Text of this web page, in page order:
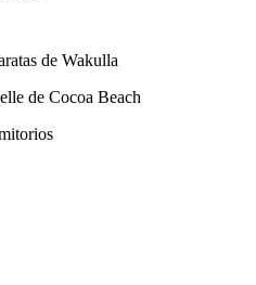
de Wakulla
de Cocoa Beach